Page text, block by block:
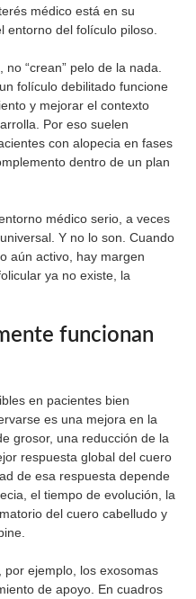
médico está en su
entorno del folículo piloso.
“crean” pelo de la nada.
folículo debilitado funcione
y mejorar el contexto
Por eso suelen
con alopecia en fases
dentro de un plan
médico serio, a veces
Y no lo son. Cuando
aún activo, hay margen
ya no existe, la
funcionan
en pacientes bien
es una mejora en la
grosor, una reducción de la
respuesta global del cuero
de esa respuesta depende
el tiempo de evolución, la
del cuero cabelludo y
por ejemplo, los exosomas
de apoyo. En cuadros